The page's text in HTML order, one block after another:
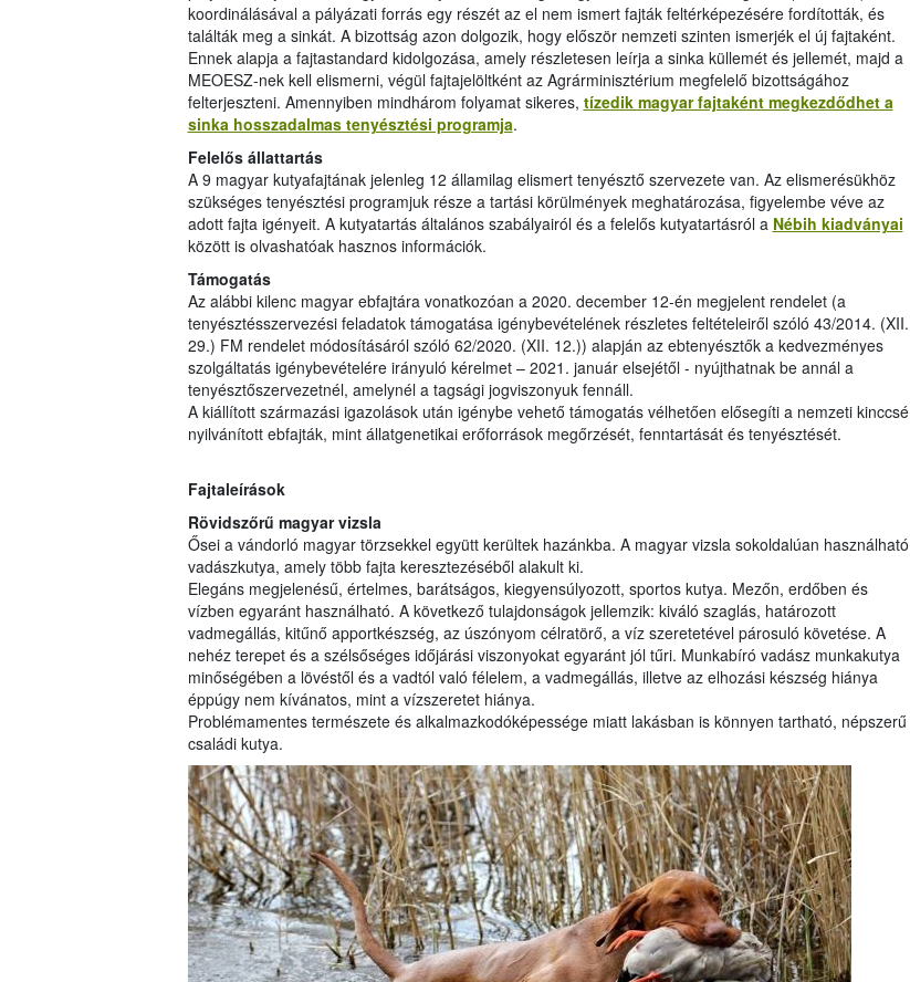
koordinálásával a pályázati forrás egy részét az el nem ismert fajták feltérképezésére fordították, és
találták meg a sinkát. A bizottság azon dolgozik, hogy először nemzeti szinten ismerjék el új fajtaként.
Ennek alapja a fajtastandard kidolgozása, amely részletesen leírja a sinka küllemét és jellemét, majd a
MEOESZ-nek kell elismerni, végül fajtajelöltként az Agrárminisztérium megfelelő bizottságához
felterjeszteni. Amennyiben mindhárom folyamat sikeres, tízedik magyar fajtaként megkezdődhet a
sinka hosszadalmas tenyésztési programja.
Felelős állattartás
A 9 magyar kutyafajtának jelenleg 12 államilag elismert tenyésztő szervezete van. Az elismerésükhöz
szükséges tenyésztési programjuk része a tartási körülmények meghatározása, figyelembe véve az
adott fajta igényeit. A kutyatartás általános szabályairól és a felelős kutyatartásról a Nébih kiadványai
között is olvashatóak hasznos információk.
Támogatás
Az alábbi kilenc magyar ebfajtára vonatkozóan a 2020. december 12-én megjelent rendelet (a
tenyésztésszervezési feladatok támogatása igénybevételének részletes feltételeiről szóló 43/2014. (XII.
29.) FM rendelet módosításáról szóló 62/2020. (XII. 12.)) alapján az ebtenyésztők a kedvezményes
szolgáltatás igénybevételére irányuló kérelmet – 2021. január elsejétől - nyújthatnak be annál a
tenyésztőszervezetnél, amelynél a tagsági jogviszonyuk fennáll.
A kiállított származási igazolások után igénybe vehető támogatás vélhetően elősegíti a nemzeti kinccsé
nyilvánított ebfajták, mint állatgenetikai erőforrások megőrzését, fenntartását és tenyésztését.
Fajtaleírások
Rövidszőrű magyar vizsla
Ősei a vándorló magyar törzsekkel együtt kerültek hazánkba. A magyar vizsla sokoldalúan használható
vadászkutya, amely több fajta keresztezéséből alakult ki.
Elegáns megjelenésű, értelmes, barátságos, kiegyensúlyozott, sportos kutya. Mezőn, erdőben és
vízben egyaránt használható. A következő tulajdonságok jellemzik: kiváló szaglás, határozott
vadmegállás, kitűnő apportkészség, az úszónyom célratörő, a víz szeretetével párosuló követése. A
nehéz terepet és a szélsőséges időjárási viszonyokat egyaránt jól tűri. Munkabíró vadász munkakutya
minőségében a lövéstől és a vadtól való félelem, a vadmegállás, illetve az elhozási készség hiánya
éppúgy nem kívánatos, mint a vízszeretet hiánya.
Problémamentes természete és alkalmazkodóképessége miatt lakásban is könnyen tartható, népszerű
családi kutya.